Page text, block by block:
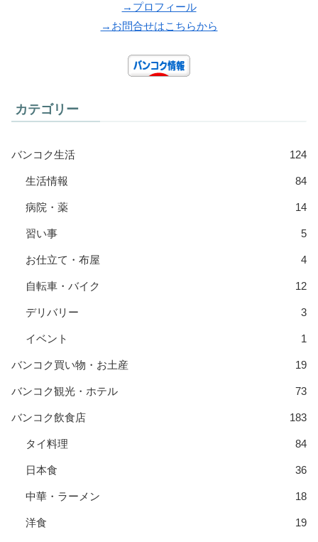
→プロフィール
→お問合せはこちらから
カテゴリー
バンコク生活 124
生活情報 84
病院・薬 14
習い事 5
お仕立て・布屋 4
自転車・バイク 12
デリバリー 3
イベント 1
バンコク買い物・お土産 19
バンコク観光・ホテル 73
バンコク飲食店 183
タイ料理 84
日本食 36
中華・ラーメン 18
洋食 19